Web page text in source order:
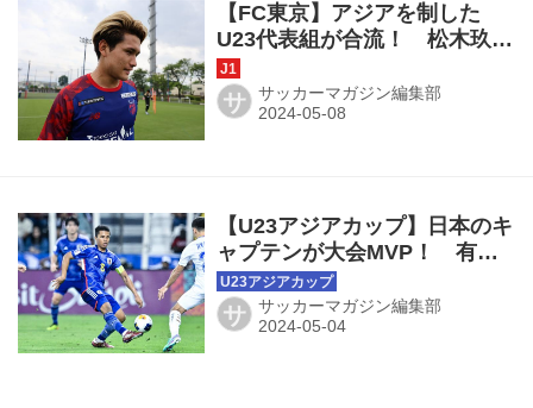
【FC東京】アジアを制した
U23代表組が合流！ 松木玖生
「さらに上位に持っていくた
めに仕事をしないといけな
い」
サ サッカーマガジン編集部
【U23アジアカップ】日本のキ
ャプテンが大会MVP！ 有言
実行した男・藤田譲瑠チマ
「パリでも優勝を目指した
い」
サ サッカーマガジン編集部